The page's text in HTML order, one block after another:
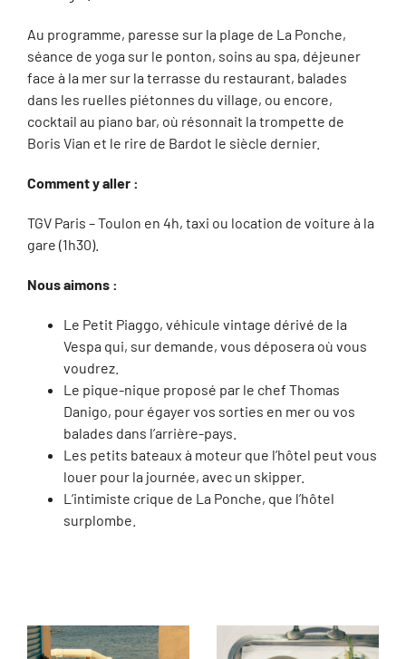
Au programme, paresse sur la plage de La Ponche,
séance de yoga sur le ponton, soins au spa, déjeuner
face à la mer sur la terrasse du restaurant, balades
dans les ruelles piétonnes du village, ou encore,
cocktail au piano bar, où résonnait la trompette de
Boris Vian et le rire de Bardot le siècle dernier.
Comment y aller :
TGV Paris – Toulon en 4h, taxi ou location de voiture à la
gare (1h30).
Nous aimons :
Le Petit Piaggo, véhicule vintage dérivé de la
Vespa qui, sur demande, vous déposera où vous
voudrez.
Le pique-nique proposé par le chef Thomas
Danigo, pour égayer vos sorties en mer ou vos
balades dans l’arrière-pays.
Les petits bateaux à moteur que l’hôtel peut vous
louer pour la journée, avec un skipper.
L’intimiste crique de La Ponche, que l’hôtel
surplombe.